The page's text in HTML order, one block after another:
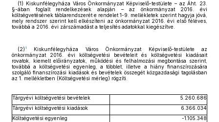
(1) Kiskunfélegyháza Város Önkormányzat Képviselő-testülete – az Áht. 23.
§-ában foglalt rendelkezések alapján – az önkormányzat 2016. évi
költségvetésének táblarendszerét e rendelet 1-9. mellékletek szerint hagyja jóvá,
mely rendszer szerint kell elkészíteni az önkormányzat 2016. évi első féléves,
továbbá a 2016. évi zárszámadást a teljesítés adatokkal kiegészítve.
(2) 1
Kiskunfélegyháza Város Önkormányzat Képviselő-testülete az
önkormányzat 2016. évi költségvetési bevételeit és költségvetési kiadásait
rovatok, kiemelt előirányzatok, működési és felhalmozási megbontása szerint,
továbbá a költségvetési egyenleg, a többlet, illetve a hiány finanszírozására
szolgáló finanszírozási kiadások és bevételek összegét közgazdasági tagolásban
az 1. mellékletben (Költségvetési mérleg) rögzíti.
Tárgyévi költségvetési bevételek
5.260.686
Tárgyévi költségvetési kiadások
6.366.034
Költségvetési egyenleg
-1.105.348